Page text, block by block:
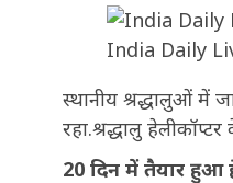
India Daily
स्थानीय श्रद्धालुओं में
रहा.श्रद्धालु
20 दिन में तैयार हुआ